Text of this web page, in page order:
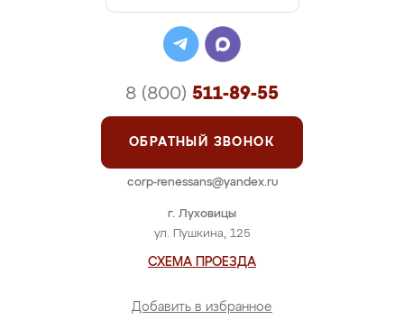
г. Луховицы
ул. Пушкина, 125
СХЕМА ПРОЕЗДА
Добавить в избранное
8 (800) 511-89-55
ОБРАТНЫЙ ЗВОНОК
corp-renessans@yandex.ru